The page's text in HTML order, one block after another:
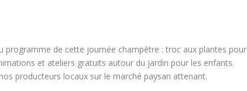
programme de cette journée champêtre : troc aux plantes pour
et ateliers gratuits autour du jardin pour les enfants.
producteurs locaux sur le marché paysan attenant.